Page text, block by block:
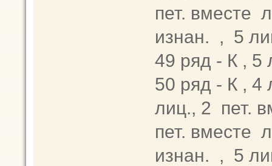
пет. вместе
изнан. , 5
49 ряд - К ,
50 ряд - К , 4
лиц., 2 пет.
пет. вместе
изнан. , 5